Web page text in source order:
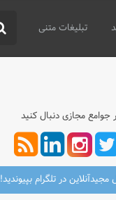
تبلیغات متنی
جوامع مجازی دنبال کنید
مجیدآنلاین در تلگرام بپیوندید!